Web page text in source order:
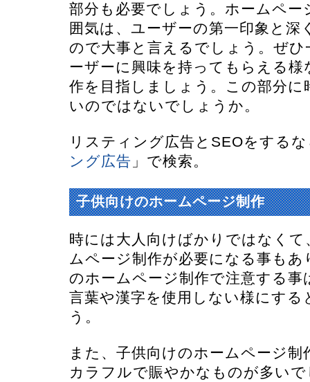
部分も必要でしょう。ホームペー
囲気は、ユーザーの第一印象と深
ので大事と言えるでしょう。ぜ
ーザーに興味を持ってもらえる様
作を目指しましょう。この部分に
いのではないでしょうか。
リスティング広告とSEOをする
ング広告 」で検索。
子供向けのホームページ制作
時には大人向けばかりではなくて
ムページ制作が必要になる事もあ
のホームページ制作で注意する事
言葉や漢字を使用しない様にする
う。
また、子供向けのホームページ
カラフルで賑やかなものが多い